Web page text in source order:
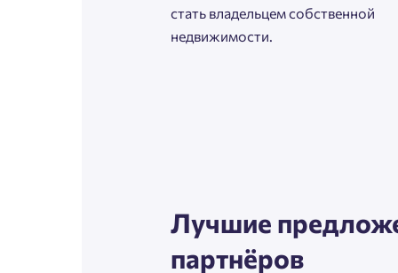
стать владельцем собственной
недвижимости.
Лучшие
партнёров
Email